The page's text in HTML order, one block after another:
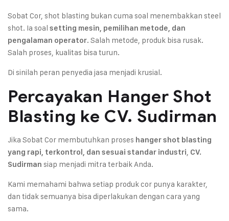
Sobat Cor, shot blasting bukan cuma soal menembakkan steel
shot. Ia soal setting mesin, pemilihan metode, dan
pengalaman operator. Salah metode, produk bisa rusak.
Salah proses, kualitas bisa turun.
Di sinilah peran penyedia jasa menjadi krusial.
Percayakan Hanger Shot
Blasting ke CV. Sudirman
Jika Sobat Cor membutuhkan proses hanger shot blasting
yang rapi, terkontrol, dan sesuai standar industri CV.
Sudirman siap menjadi mitra terbaik Anda.
Kami memahami bahwa setiap produk cor punya karakter,
dan tidak semuanya bisa diperlakukan dengan cara yang
sama.